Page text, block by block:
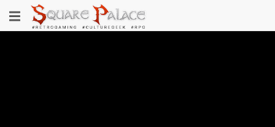
au
contenu
Toggle
navigation